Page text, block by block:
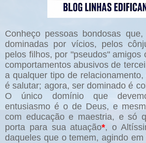
Conheço pessoas bondosas
dominadas por vícios, pelos
pelos filhos, por "pseudos" amigos
comportamentos abusivos de
a qualquer tipo de
é salutar; agora, ser dominado é
O único domínio que
entusiasmo é o de Deus, e
com educação e maestria, e só
porta para sua atuação*, o
daqueles que o temem, agindo